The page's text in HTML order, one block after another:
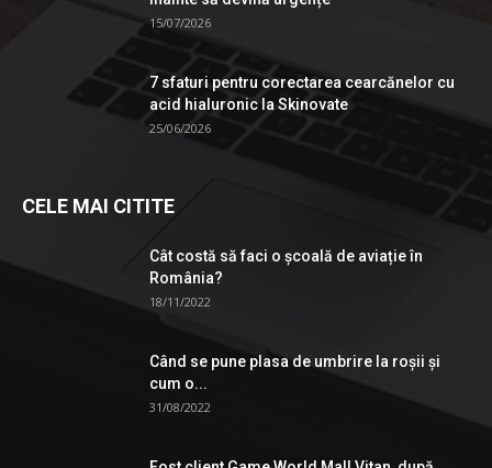
15/07/2026
7 sfaturi pentru corectarea cearcănelor cu
acid hialuronic la Skinovate
25/06/2026
CELE MAI CITITE
Cât costă să faci o școală de aviație în
România?
18/11/2022
Când se pune plasa de umbrire la roşii şi
cum o...
31/08/2022